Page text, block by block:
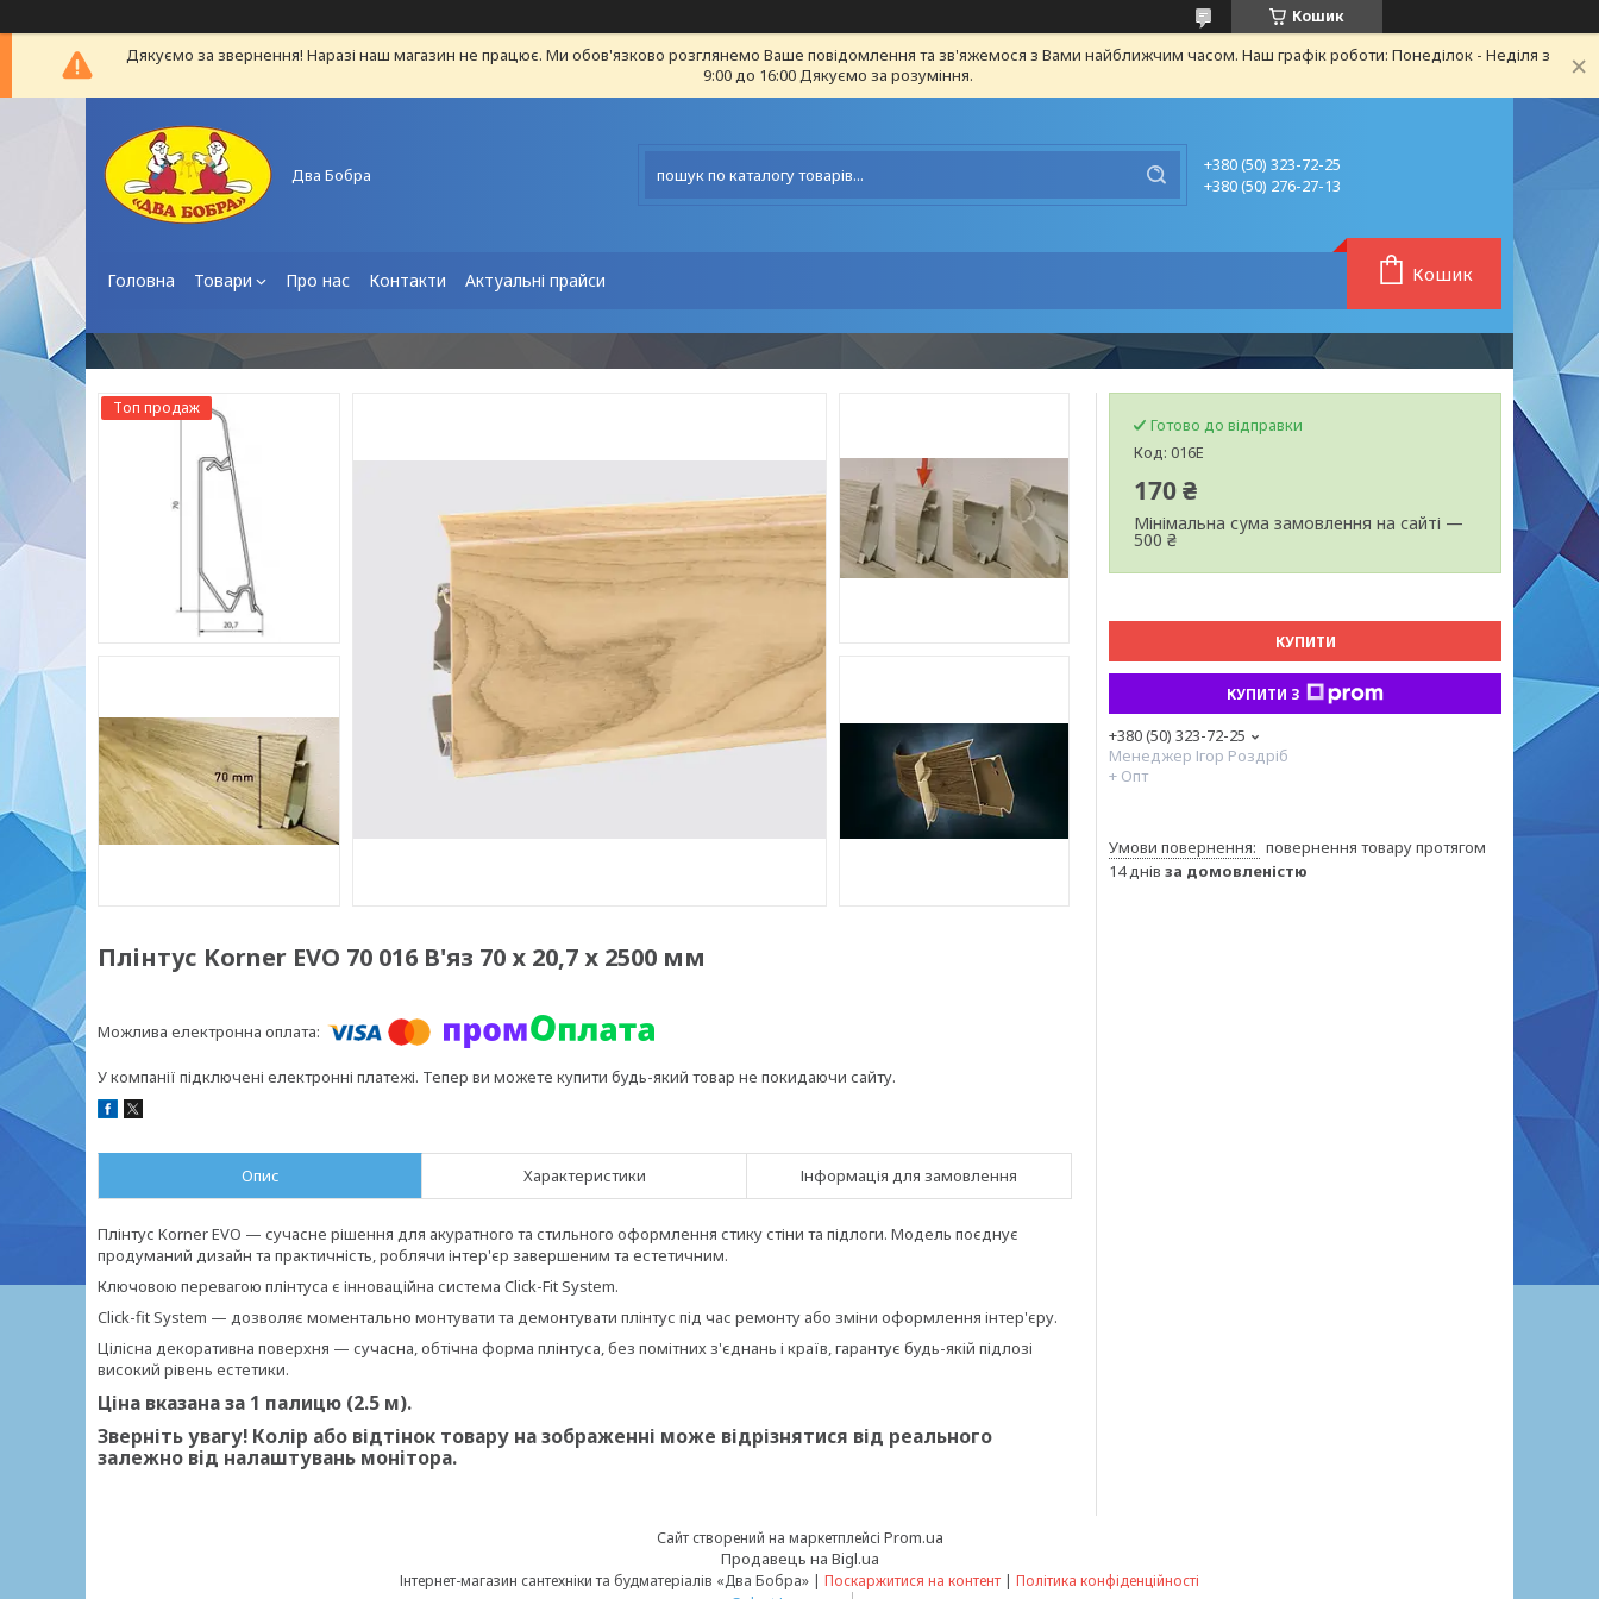
Кошик
Дякуємо за звернення! Наразі наш магазин не працює. Ми обов'язково розглянемо Ваше повідомлення та зв'яжемося з Вами найближчим часом. Наш графік роботи: Понеділок - Неділя з
9:00 до 16:00 Дякуємо за розуміння.
Два Бобра
+380 (50) 323-72-25
+380 (50) 276-27-13
Головна Товари Про нас Контакти Актуальні прайси Кошик
Топ продаж
Плінтус Korner EVO 70 016 В'яз 70 х 20,7 х 2500 мм
У компанії підключені електронні платежі. Тепер ви можете купити будь-який товар не покидаючи сайту.
Опис Характеристики Інформація для замовлення
Плінтус Korner EVO — сучасне рішення для акуратного та стильного оформлення стику стіни та підлоги. Модель поєднує
продуманий дизайн та практичність, роблячи інтер'єр завершеним та естетичним.
Ключовою перевагою плінтуса є інноваційна система Click-Fit System.
Click-fit System — дозволяє моментально монтувати та демонтувати плінтус під час ремонту або зміни оформлення інтер'єру.
Цілісна декоративна поверхня — сучасна, обтічна форма плінтуса, без помітних з'єднань і країв, гарантує будь-якій підлозі
високий рівень естетики.
Ціна вказана за 1 палицю (2.5 м).
Зверніть увагу! Колір або відтінок товару на зображенні може відрізнятися від реального
залежно від налаштувань монітора.
Готово до відправки
Код: 016E
170 ₴
Мінімальна сума замовлення на сайті —
500 ₴
КУПИТИ
КУПИТИ З
+380 (50) 323-72-25
Менеджер Ігор Роздріб
+ Опт
повернення товару протягом
14 днів за домовленістю
Сайт створений на маркетплейсі Prom.ua
Продавець на Bigl.ua
Інтернет-магазин сантехніки та будматеріалів «Два Бобра» | Поскаржитися на контент | Політика конфіденційності